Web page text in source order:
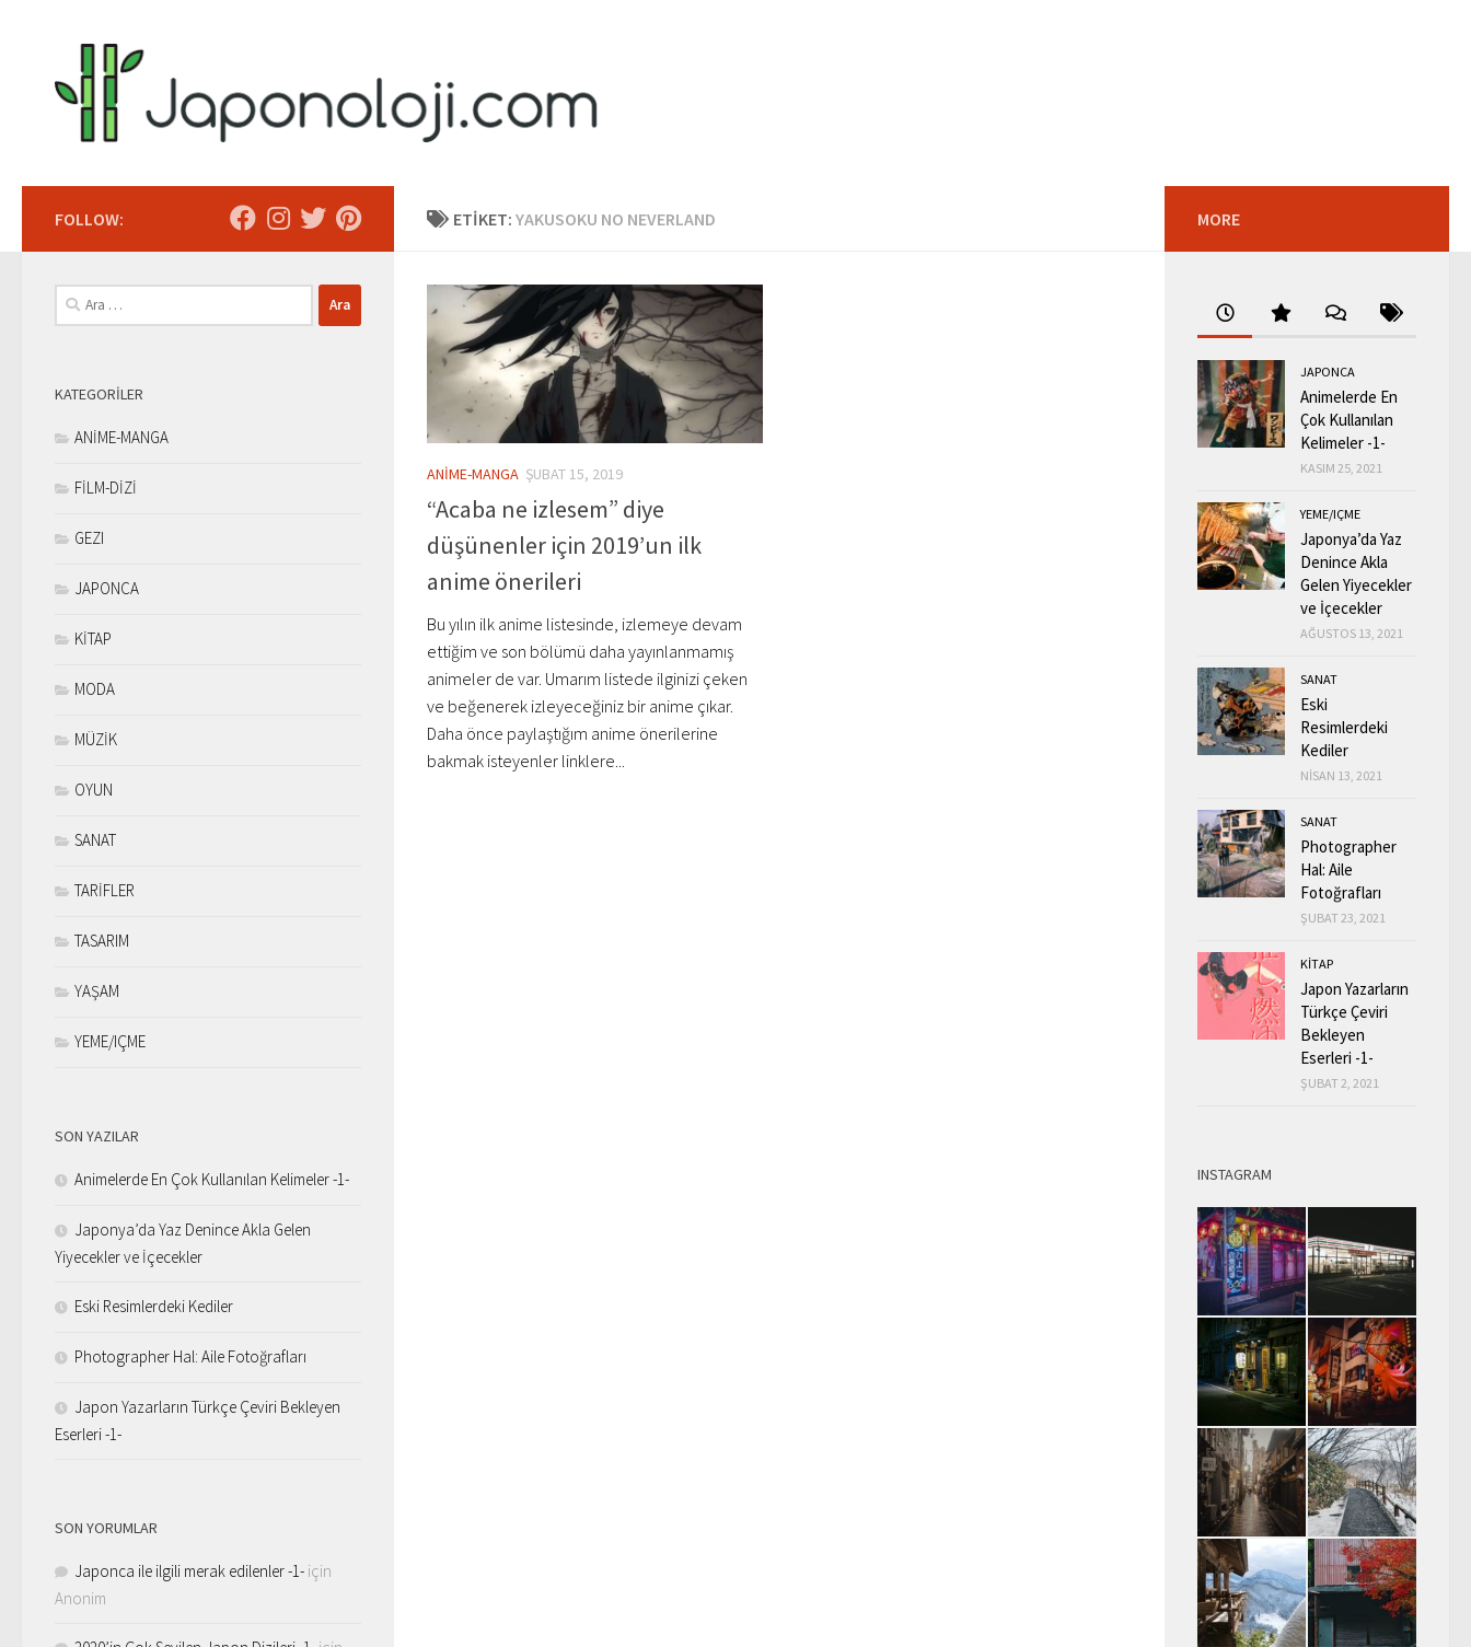
ETIKET: YAKUSOKU NO NEVERLAND
ANİME-MANGA ŞUBAT 15, 2019
“Acaba ne izlesem” diye
düşünenler için 2019’un ilk
anime önerileri
Bu yılın ilk anime listesinde, izlemeye devam
ettiğim ve son bölümü daha yayınlanmamış
animeler de var. Umarım listede ilginizi çeken
ve beğenerek izleyeceğiniz bir anime çıkar.
Daha önce paylaştığım anime önerilerine
bakmak isteyenler linklere...
FOLLOW:
Arama:
KATEGORILER
ANİME-MANGA
FİLM-DİZİ
GEZI
JAPONCA
KİTAP
MODA
MÜZİK
OYUN
SANAT
TARİFLER
TASARIM
YAŞAM
YEME/IÇME
SON YAZILAR
Animelerde En Çok Kullanılan Kelimeler -1-
Japonya’da Yaz Denince Akla Gelen
Yiyecekler ve İçecekler
Eski Resimlerdeki Kediler
Photographer Hal: Aile Fotoğrafları
Japon Yazarların Türkçe Çeviri Bekleyen
Eserleri -1-
SON YORUMLAR
Japonca ile ilgili merak edilenler -1- için
Anonim
MORE
JAPONCA
Animelerde En
Çok Kullanılan
Kelimeler -1-
KASIM 25, 2021
YEME/IÇME
Japonya’da Yaz
Denince Akla
Gelen Yiyecekler
ve İçecekler
AĞUSTOS 13, 2021
SANAT
Eski
Resimlerdeki
Kediler
NISAN 13, 2021
SANAT
Photographer
Hal: Aile
Fotoğrafları
ŞUBAT 23, 2021
KİTAP
Japon Yazarların
Türkçe Çeviri
Bekleyen
Eserleri -1-
ŞUBAT 2, 2021
INSTAGRAM